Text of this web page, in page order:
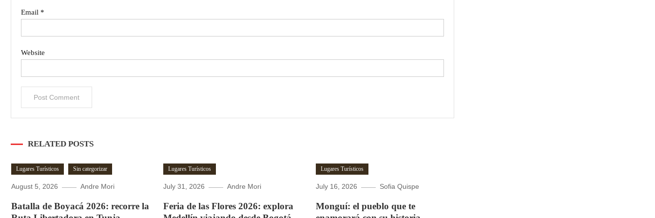
Email *
Website
RELATED POSTS
Lugares Turísticos Sin categorizar
August 5, 2026 Andre Mori
Batalla de Boyacá 2026: recorre la
Lugares Turísticos
July 31, 2026 Andre Mori
Feria de las Flores 2026: explora
Lugares Turísticos
July 16, 2026 Sofia Quispe
Monguí: el pueblo que te